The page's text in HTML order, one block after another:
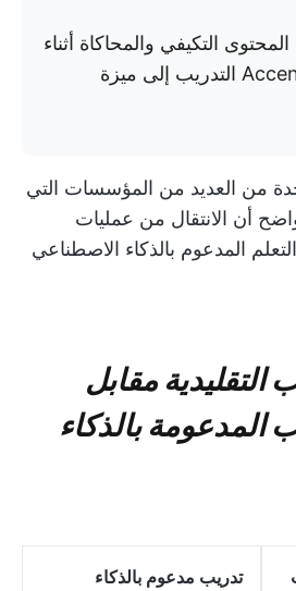
التكيفي والمحاكاة أثناء
العمل، حولت Accenture التدريب إلى ميزة
من العديد من المؤسسات التي
أن الانتقال من عمليات
المدعوم بالذكاء الاصطناعي
التقليدية مقابل
المدعومة بالذكاء
تدريب مدعوم بالذكاء